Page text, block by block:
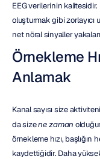
EEG verilerinin
oluşturmak gibi
net nöral sinyaller
Örnekleme
Anlamak
Kanal sayısı size
da size ne zaman
örnekleme hızı,
kaydettiğidir. Daha